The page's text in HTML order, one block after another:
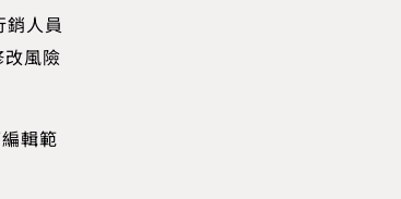
人員
風險
輯範